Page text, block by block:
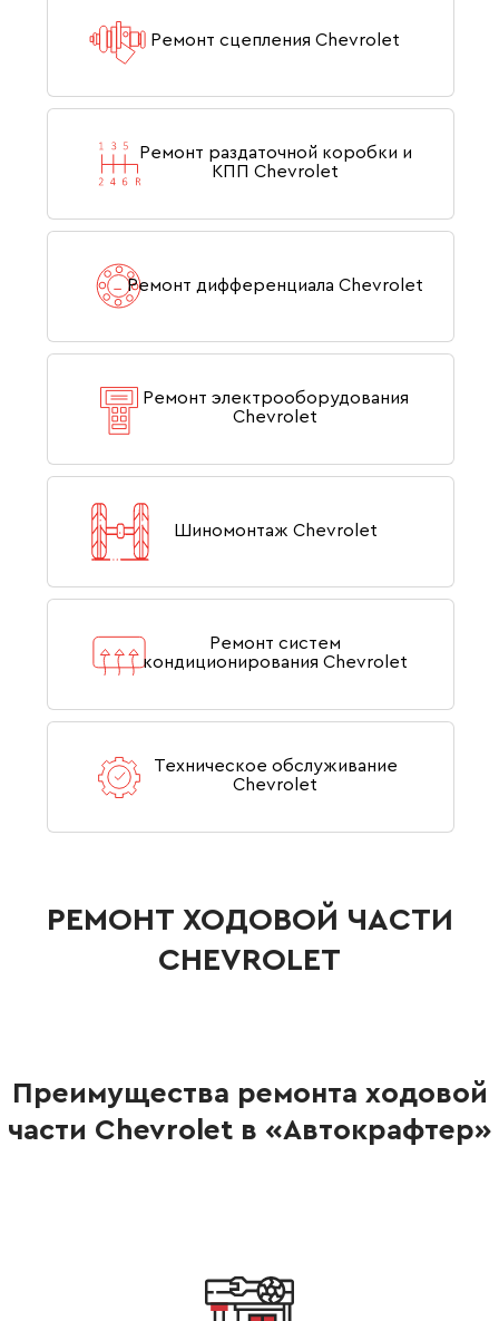
Ремонт сцепления Chevrolet
Ремонт раздаточной коробки и
КПП Chevrolet
Ремонт дифференциала Chevrolet
Ремонт электрооборудования
Chevrolet
Шиномонтаж Chevrolet
Ремонт систем
кондиционирования Chevrolet
Техническое обслуживание
Chevrolet
РЕМОНТ ХОДОВОЙ ЧАСТИ
CHEVROLET
Преимущества ремонта ходовой
части Chevrolet в «Автокрафтер»